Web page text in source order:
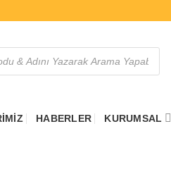
HABERLER KURUMSAL